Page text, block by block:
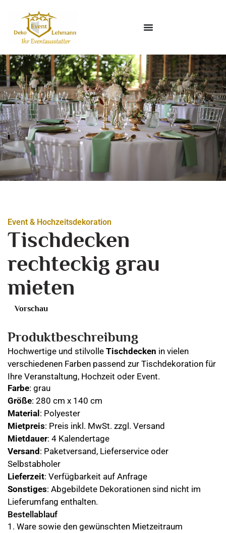
Event & Hochzeitsdekoration
Tischdecken
rechteckig grau
mieten
Produktbeschreibung
Hochwertige und stilvolle Tischdecken in vielen
verschiedenen Farben passend zur Tischdekoration für
Ihre Veranstaltung, Hochzeit oder Event.
Farbe: grau
Größe: 280 cm x 140 cm
Material : Polyester
Mietpreis: Preis inkl. MwSt. zzgl. Versand
Mietdauer: 4 Kalendertage
Versand : Paketversand, Lieferservice oder
Selbstabholer
Lieferzeit: Verfügbarkeit auf Anfrage
Sonstiges: Abgebildete Dekorationen sind nicht im
Lieferumfang enthalten.
Vorschau
Bestellablauf
1. Ware sowie den gewünschten Mietzeitraum